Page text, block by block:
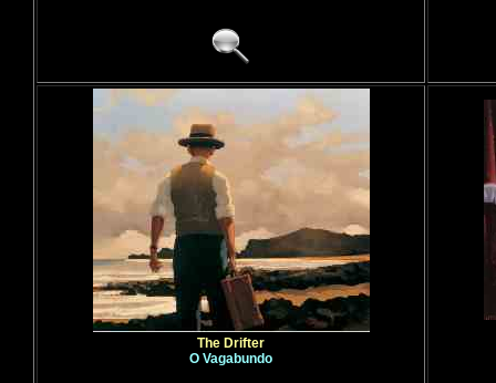
The Drifter
O Vagabundo